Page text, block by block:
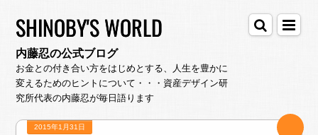
SHINOBY'S WORLD
内藤忍の公式ブログ
お金との付き合い方をはじめとする、人生を豊かに
変えるためのヒントについて・・・資産デザイン研
究所代表の内藤忍が毎日語ります
2015年1月31日